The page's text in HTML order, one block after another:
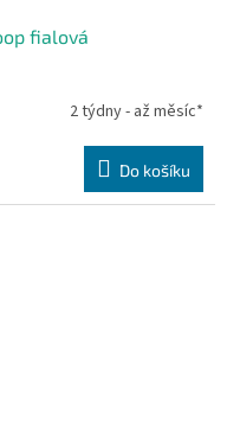
fialová
2 týdny - až měsíc*
Do košíku